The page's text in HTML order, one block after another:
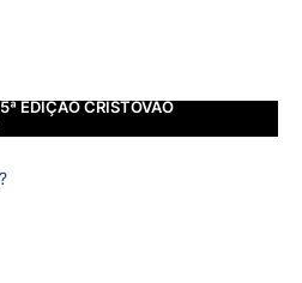
EDIÇÃO CRISTOVÃO